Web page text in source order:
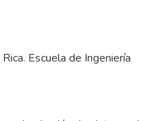
Escuela de Ingeniería